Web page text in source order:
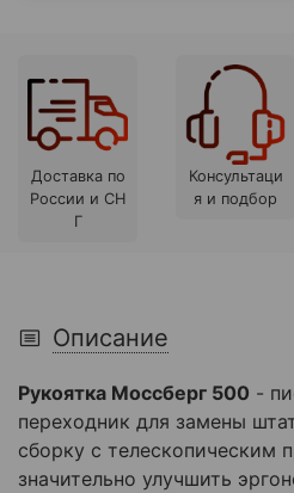
Доставка по
России и СН
Г
Консультаци
я и подбор
Описание
Рукоятка Моссберг 500 -
переходник для замены
сборку с телескопическим
значительно улучшить